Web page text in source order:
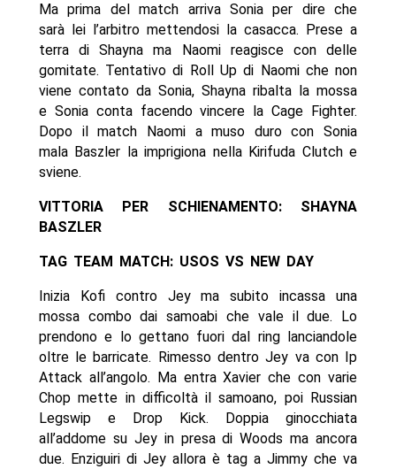
Ma prima del match arriva Sonia per dire che
sarà lei l’arbitro mettendosi la casacca. Prese a
terra di Shayna ma Naomi reagisce con delle
gomitate. Tentativo di Roll Up di Naomi che non
viene contato da Sonia, Shayna ribalta la mossa
e Sonia conta facendo vincere la Cage Fighter.
Dopo il match Naomi a muso duro con Sonia
mala Baszler la imprigiona nella Kirifuda Clutch e
sviene.
VITTORIA PER SCHIENAMENTO: SHAYNA
BASZLER
TAG TEAM MATCH: USOS VS NEW DAY
Inizia Kofi contro Jey ma subito incassa una
mossa combo dai samoabi che vale il due. Lo
prendono e lo gettano fuori dal ring lanciandole
oltre le barricate. Rimesso dentro Jey va con Ip
Attack all’angolo. Ma entra Xavier che con varie
Chop mette in difficoltà il samoano, poi Russian
Legswip e Drop Kick. Doppia ginocchiata
all’addome su Jey in presa di Woods ma ancora
due. Enziguiri di Jey allora è tag a Jimmy che va